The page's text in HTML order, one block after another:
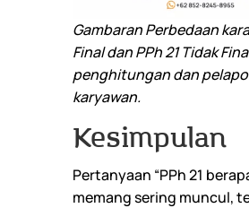
Gambaran Perbedaan
Final dan PPh 21 Tidak
penghitungan dan
karyawan.
Kesimpulan
Pertanyaan “PPh 21
memang sering muncul,